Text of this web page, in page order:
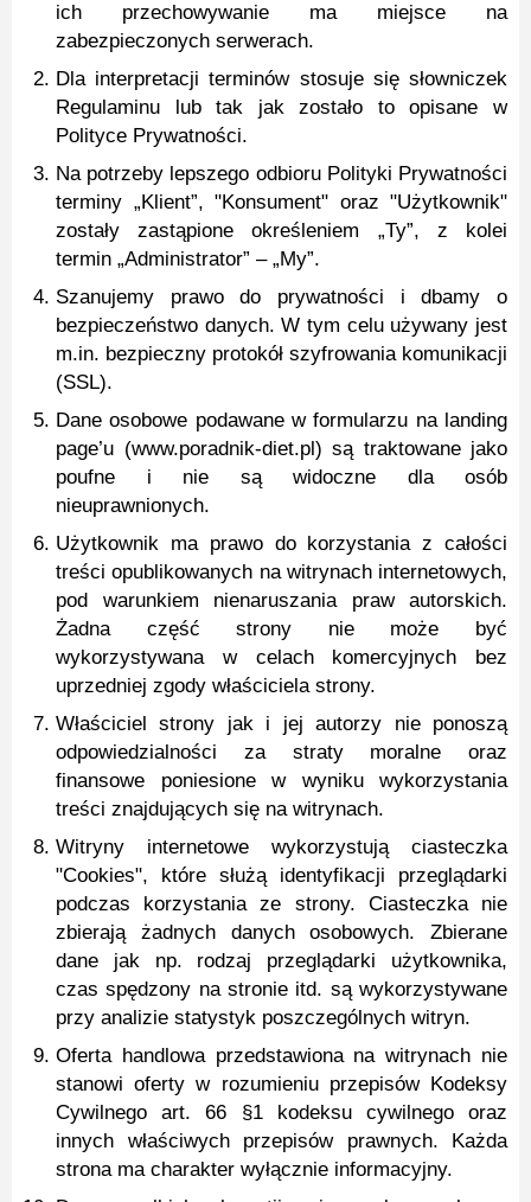
ich przechowywanie ma miejsce na
zabezpieczonych serwerach.
Dla interpretacji terminów stosuje się słowniczek
Regulaminu lub tak jak zostało to opisane w
Polityce Prywatności.
Na potrzeby lepszego odbioru Polityki Prywatności
terminy „Klient”, "Konsument" oraz "Użytkownik"
zostały zastąpione określeniem „Ty”, z kolei
termin „Administrator” – „My”.
Szanujemy prawo do prywatności i dbamy o
bezpieczeństwo danych. W tym celu używany jest
m.in. bezpieczny protokół szyfrowania komunikacji
(SSL).
Dane osobowe podawane w formularzu na landing
page’u (www.poradnik-diet.pl) są traktowane jako
poufne i nie są widoczne dla osób
nieuprawnionych.
Użytkownik ma prawo do korzystania z całości
treści opublikowanych na witrynach internetowych,
pod warunkiem nienaruszania praw autorskich.
Żadna część strony nie może być
wykorzystywana w celach komercyjnych bez
uprzedniej zgody właściciela strony.
Właściciel strony jak i jej autorzy nie ponoszą
odpowiedzialności za straty moralne oraz
finansowe poniesione w wyniku wykorzystania
treści znajdujących się na witrynach.
Witryny internetowe wykorzystują ciasteczka
"Cookies", które służą identyfikacji przeglądarki
podczas korzystania ze strony. Ciasteczka nie
zbierają żadnych danych osobowych. Zbierane
dane jak np. rodzaj przeglądarki użytkownika,
czas spędzony na stronie itd. są wykorzystywane
przy analizie statystyk poszczególnych witryn.
Oferta handlowa przedstawiona na witrynach nie
stanowi oferty w rozumieniu przepisów Kodeksy
Cywilnego art. 66 §1 kodeksu cywilnego oraz
innych właściwych przepisów prawnych. Każda
strona ma charakter wyłącznie informacyjny.